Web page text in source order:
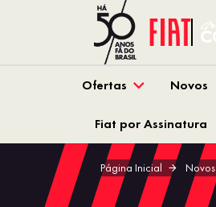
Ofertas Novos
Fiat por Assinatura
Página Inicial Novos